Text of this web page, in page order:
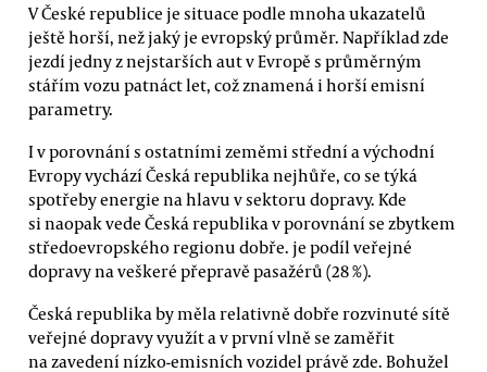
V České republice je situace podle mnoha ukazatelů
ještě horší, než jaký je evropský průměr. Například zde
jezdí jedny z nejstarších aut v Evropě s průměrným
stářím vozu patnáct let, což znamená i horší emisní
parametry.
I v porovnání s ostatními zeměmi střední a východní
Evropy vychází Česká republika nejhůře, co se týká
spotřeby energie na hlavu v sektoru dopravy. Kde
si naopak vede Česká republika v porovnání se zbytkem
středoevropského regionu dobře. je podíl veřejné
dopravy na veškeré přepravě pasažérů (28 %).
Česká republika by měla relativně dobře rozvinuté sítě
veřejné dopravy využít a v první vlně se zaměřit
na zavedení nízko-emisních vozidel právě zde. Bohužel